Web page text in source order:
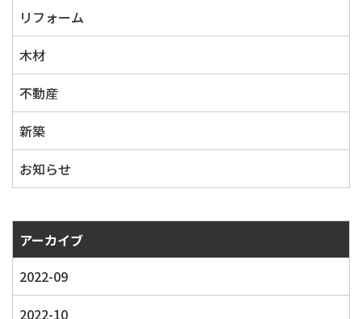
リフォーム
木材
不動産
新築
お知らせ
アーカイブ
2022-09
2022-10